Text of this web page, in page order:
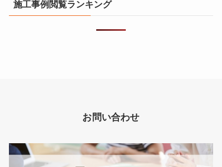
施工事例閲覧ランキング
お問い合わせ